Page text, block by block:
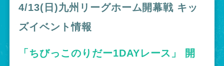
4/13(日)九州リーグホーム開幕戦 キッ
ズイベント情報
「ちびっこのりだー1DAYレース」 開